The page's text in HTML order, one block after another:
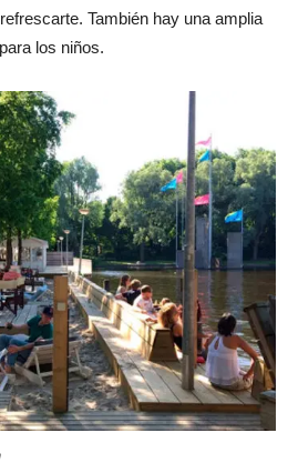
También hay una amplia
los niños.